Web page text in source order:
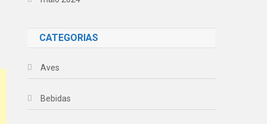
CATEGORIAS
Aves
Bebidas